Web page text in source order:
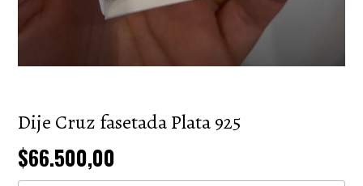
Dije Cruz fasetada Plata 925
$66.500,00